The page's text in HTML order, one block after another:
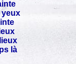
yeux
là